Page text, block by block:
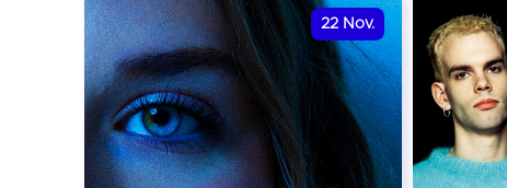
RÉSERVER RÉSERVER
22 Nov.